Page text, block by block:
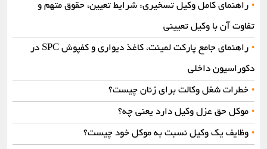
• راهنمای کامل وکیل تسخیری: شرایط تعیین، حقوق متهم و
تفاوت آن با وکیل تعیینی
• راهنمای جامع پارکت لمینت، کاغذ دیواری و کفپوش SPC در
دکوراسیون داخلی
• خطرات شغل وکالت برای زنان چیست؟
• موکل حق عزل وکیل دارد یعنی چه؟
• وظایف یک وکیل نسبت به موکل خود چیست؟